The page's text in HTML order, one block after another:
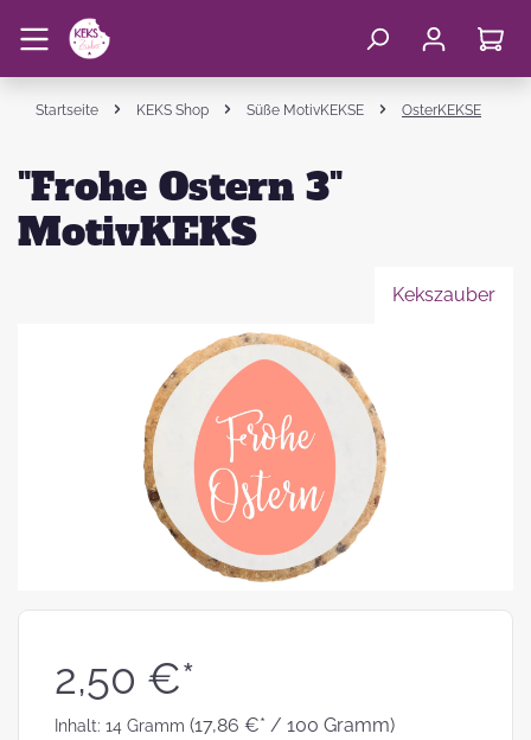
Startseite KEKS Shop Süße MotivKEKSE OsterKEKSE
"Frohe Ostern 3"
MotivKEKS
Kekszauber
2,50 €*
Inhalt: 14 Gramm (17,86 €* / 100 Gramm)